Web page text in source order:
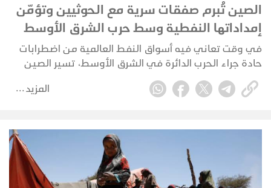
الصين تُبرم صفقات سرية مع الحوثيين وتؤمّن
إمداداتها النفطية وسط حرب الشرق الأوسط
في وقت تعاني فيه أسواق النفط العالمية من اضطرابات
حادة جراء الحرب الدائرة في الشرق الأوسط، تسير الصين
في اتجاه مختلف؛ إذ تُبرم صفقاتها الخاصة وتُكرّس نفوذها
الاستراتيجي بعيداً عن الأضواء، بينما تتصارع إدارة ترامب
المزيد